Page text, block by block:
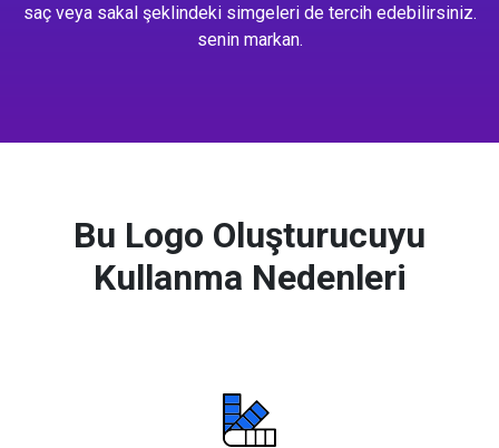
saç veya sakal şeklindeki simgeleri de tercih edebilirsiniz.
senin markan.
Bu Logo Oluşturucuyu
Kullanma Nedenleri